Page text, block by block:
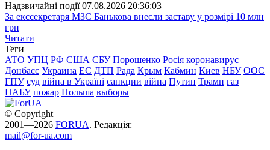
Надзвичайні події 07.08.2026 20:36:03
За екссекретаря МЗС Банькова внесли заставу у розмірі 10 млн
грн
Читати
Теги
АТО УПЦ РФ США СБУ Порошенко Росія коронавирус
Донбасс Украина ЕС ДТП Рада Крым Кабмин Киев НБУ ООС
ГПУ суд війна в Україні санкции війна Путин Трамп газ
НАБУ пожар Польша выборы
© Copyright
2001—2026 FORUA. Редакція:
mail@for-ua.com